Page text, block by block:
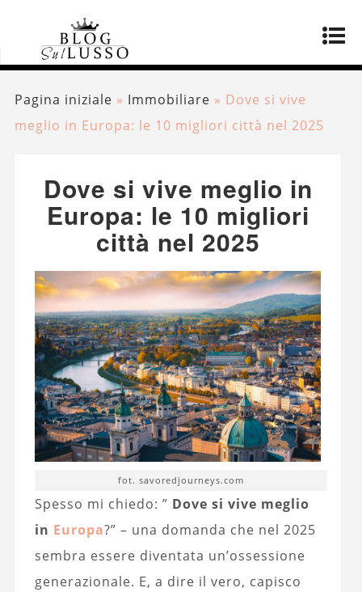
Pagina iniziale » Immobiliare » Dove si vive
meglio in Europa: le 10 migliori città nel 2025
Dove si vive meglio in
Europa: le 10 migliori
città nel 2025
fot. savoredjourneys.com
Spesso mi chiedo: ” Dove si vive meglio
in Europa?” – una domanda che nel 2025
sembra essere diventata un’ossessione
generazionale. E, a dire il vero, capisco